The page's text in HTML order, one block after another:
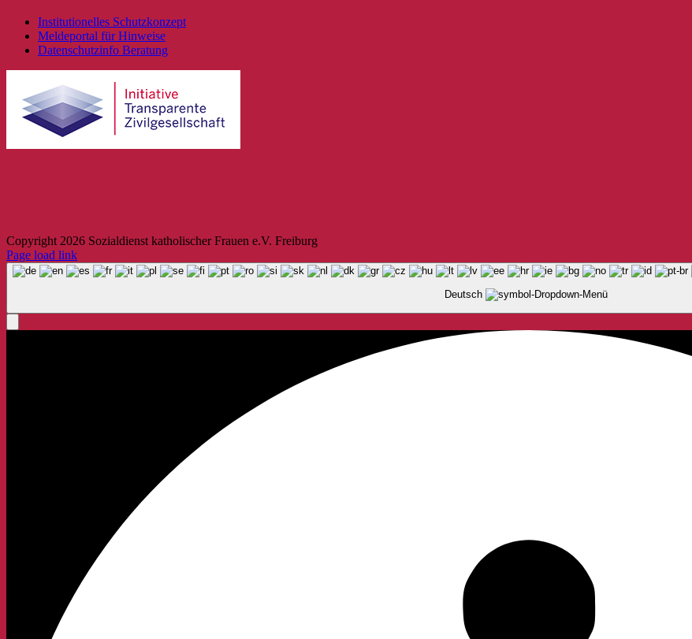
Institutionelles Schutzkonzept
Meldeportal für Hinweise
Datenschutzinfo Beratung
Copyright 2026 Sozialdienst katholischer Frauen e.V. Freiburg
Page load link
Deutsch